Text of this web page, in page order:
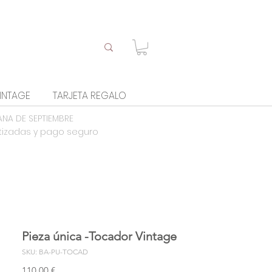
TARJETA REGALO
DE SEPTIEMBRE
y pago seguro
Pieza única -Tocador Vintage
SKU: BA-PU-TOCAD